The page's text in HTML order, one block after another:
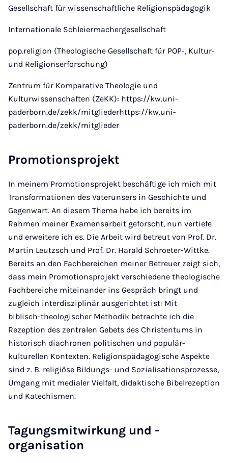
Gesellschaft für wissenschaftliche Religionspädagogik
Internationale Schleiermachergesellschaft
pop.religion (Theologische Gesellschaft für POP-, Kultur-
und Religionserforschung)
Zentrum für Komparative Theologie und
Kulturwissenschaften (ZeKK): https://kw.uni-
paderborn.de/zekk/mitgliederhttps://kw.uni-
paderborn.de/zekk/mitglieder
Promotionsprojekt
In meinem Promotionsprojekt beschäftige ich mich mit
Transformationen des Vaterunsers in Geschichte und
Gegenwart. An diesem Thema habe ich bereits im
Rahmen meiner Examensarbeit geforscht, nun vertiefe
und erweitere ich es. Die Arbeit wird betreut von Prof. Dr.
Martin Leutzsch und Prof. Dr. Harald Schroeter-Wittke.
Bereits an den Fachbereichen meiner Betreuer zeigt sich,
dass mein Promotionsprojekt verschiedene theologische
Fachbereiche miteinander ins Gespräch bringt und
zugleich interdisziplinär ausgerichtet ist: Mit
biblisch-theologischer Methodik betrachte ich die
Rezeption des zentralen Gebets des Christentums in
historisch diachronen politischen und populär-
kulturellen Kontexten. Religionspädagogische Aspekte
sind z. B. religiöse Bildungs- und Sozialisationsprozesse,
Umgang mit medialer Vielfalt, didaktische Bibelrezeption
und Katechismen.
Tagungsmitwirkung und -
organisation